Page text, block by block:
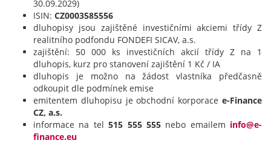
30.09.2029)
ISIN: CZ0003585556
dluhopisy jsou zajištěné investičními akciemi třídy Z
realitního podfondu FONDEFI SICAV, a.s.
zajištění: 50 000 ks investičních akcií třídy Z na 1
dluhopis, kurz pro stanovení zajištění 1 Kč / IA
dluhopis je možno na žádost vlastníka předčasně
odkoupit dle podmínek emise
emitentem dluhopisu je obchodní korporace e-Finance
CZ, a.s.
informace na tel515 555 555nebo emailem info@e-
finance.eu